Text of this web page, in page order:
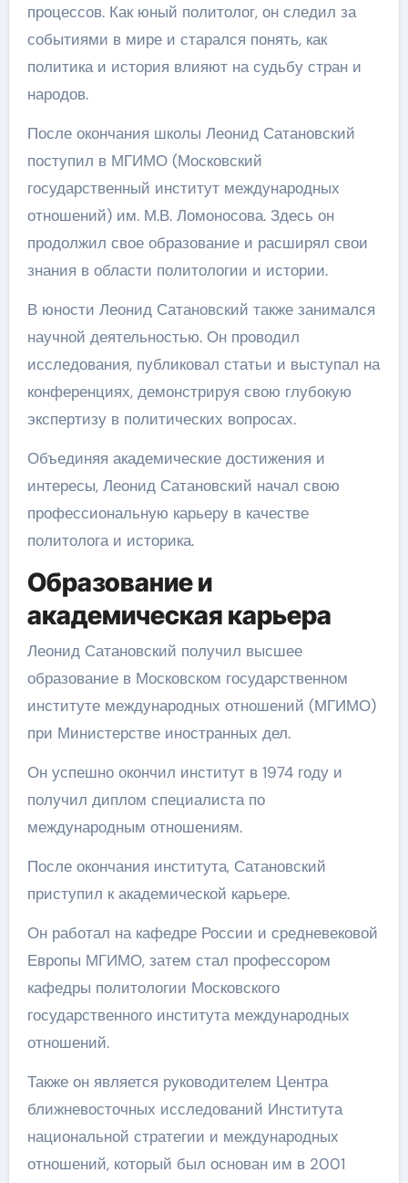
процессов. Как юный политолог, он следил за
событиями в мире и старался понять, как
политика и история влияют на судьбу стран и
народов.
После окончания школы Леонид Сатановский
поступил в МГИМО (Московский
государственный институт международных
отношений) им. М.В. Ломоносова. Здесь он
продолжил свое образование и расширял свои
знания в области политологии и истории.
В юности Леонид Сатановский также занимался
научной деятельностью. Он проводил
исследования, публиковал статьи и выступал на
конференциях, демонстрируя свою глубокую
экспертизу в политических вопросах.
Объединяя академические достижения и
интересы, Леонид Сатановский начал свою
профессиональную карьеру в качестве
политолога и историка.
Образование и
академическая карьера
Леонид Сатановский получил высшее
образование в Московском государственном
институте международных отношений (МГИМО)
при Министерстве иностранных дел.
Он успешно окончил институт в 1974 году и
получил диплом специалиста по
международным отношениям.
После окончания института, Сатановский
приступил к академической карьере.
Он работал на кафедре России и средневековой
Европы МГИМО, затем стал профессором
кафедры политологии Московского
государственного института международных
отношений.
Также он является руководителем Центра
ближневосточных исследований Института
национальной стратегии и международных
отношений, который был основан им в 2001